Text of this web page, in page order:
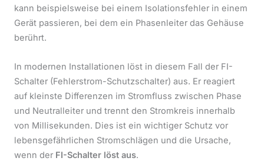
kann beispielsweise bei einem Isolationsfehler in einem
Gerät passieren, bei dem ein Phasenleiter das Gehäuse
berührt.
In modernen Installationen löst in diesem Fall der FI-
Schalter (Fehlerstrom-Schutzschalter) aus. Er reagiert
auf kleinste Differenzen im Stromfluss zwischen Phase
und Neutralleiter und trennt den Stromkreis innerhalb
von Millisekunden. Dies ist ein wichtiger Schutz vor
lebensgefährlichen Stromschlägen und die Ursache,
wenn der FI-Schalter löst aus.